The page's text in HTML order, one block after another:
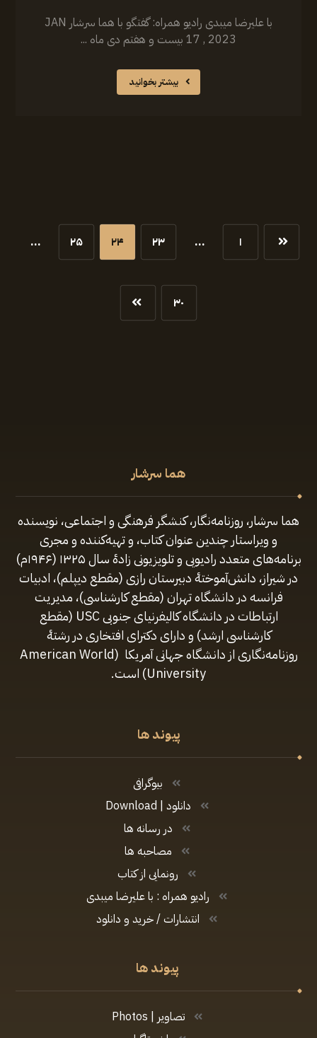
‏‎با علیرضا میبدی رادیو همراه: گفتگو با هما سرشار JAN
17 , 2023 بیست و هفتم دی ماه ...
بیشتر بخوانید
۱ … ۲۳ ۲۴ ۲۵ …
۳۰
هما سرشار
هما سرشار، روزنامه‌نگار، کنشگر فرهنگی و اجتماعی، نویسنده
و ویراستار چندین عنوان کتاب، و تهیه‌کننده و مجری
برنامه‌های متعدد رادیویی و تلویزیونی زادهٔ سال ۱۳۲۵ (۱۹۴۶م)
در شیراز، دانش‌آموختهٔ دبیرستان رازی (مقطع‌ دیپلم)، ادبیات
فرانسه در دانشگاه تهران (مقطع کارشناسی)، مدیریت
ارتباطات در دانشگاه کالیفرنیای جنوبی USC (مقطع
کارشناسی ارشد) و دارای دکترای افتخاری در رشتهٔ
روزنامه‌نگاری از دانشگاه جهانی آمریکا (American World
University) است.
پیوند ها
بیوگرافی
دانلود | Download
در رسانه ها
مصاحبه ها
رونمایی از کتاب
رادیو همراه : با علیرضا میبدی
انتشارات / خرید و دانلود
پیوند ها
تصاویر | Photos